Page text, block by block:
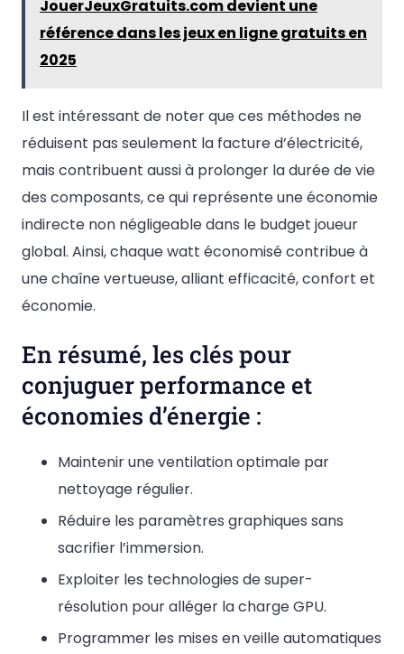
JouerJeuxGratuits.com devient une
référence dans les jeux en ligne gratuits en
2025
Il est intéressant de noter que ces méthodes ne
réduisent pas seulement la facture d’électricité,
mais contribuent aussi à prolonger la durée de vie
des composants, ce qui représente une économie
indirecte non négligeable dans le budget joueur
global. Ainsi, chaque watt économisé contribue à
une chaîne vertueuse, alliant efficacité, confort et
économie.
En résumé, les clés pour
conjuguer performance et
économies d’énergie :
Maintenir une ventilation optimale par
nettoyage régulier.
Réduire les paramètres graphiques sans
sacrifier l’immersion.
Exploiter les technologies de super-
résolution pour alléger la charge GPU.
Programmer les mises en veille automatiques